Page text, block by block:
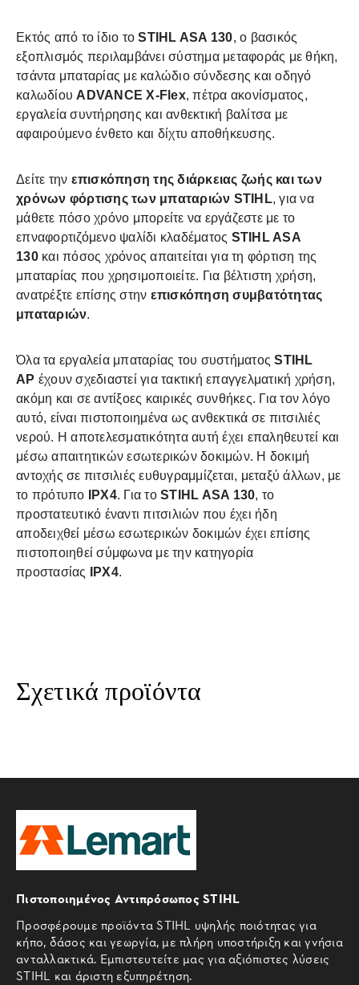
Εκτός από το ίδιο το STIHL ASA 130, ο βασικός
εξοπλισμός περιλαμβάνει σύστημα μεταφοράς με θήκη,
τσάντα μπαταρίας με καλώδιο σύνδεσης και οδηγό
καλωδίου ADVANCE X-Flex, πέτρα ακονίσματος,
εργαλεία συντήρησης και ανθεκτική βαλίτσα με
αφαιρούμενο ένθετο και δίχτυ αποθήκευσης.
Δείτε την επισκόπηση της διάρκειας ζωής και των
χρόνων φόρτισης των μπαταριών STIHL, για να
μάθετε πόσο χρόνο μπορείτε να εργάζεστε με το
επναφορτιζόμενο ψαλίδι κλαδέματος STIHL ASA
130 και πόσος χρόνος απαιτείται για τη φόρτιση της
μπαταρίας που χρησιμοποιείτε. Για βέλτιστη χρήση,
ανατρέξτε επίσης στην επισκόπηση συμβατότητας
μπαταριών.
Όλα τα εργαλεία μπαταρίας του συστήματος STIHL
AP έχουν σχεδιαστεί για τακτική επαγγελματική χρήση,
ακόμη και σε αντίξοες καιρικές συνθήκες. Για τον λόγο
αυτό, είναι πιστοποιημένα ως ανθεκτικά σε πιτσιλιές
νερού. Η αποτελεσματικότητα αυτή έχει επαληθευτεί και
μέσω απαιτητικών εσωτερικών δοκιμών. Η δοκιμή
αντοχής σε πιτσιλιές ευθυγραμμίζεται, μεταξύ άλλων, με
το πρότυπο
IPX4. Για το STIHL ASA 130, το
προστατευτικό έναντι πιτσιλιών που έχει ήδη
αποδειχθεί μέσω εσωτερικών δοκιμών έχει επίσης
πιστοποιηθεί σύμφωνα με την κατηγορία
προστασίας
IPX4.
Σχετικά προϊόντα
Πιστοποιημένος Αντιπρόσωπος STIHL
Προσφέρουμε προϊόντα STIHL υψηλής ποιότητας για
κήπο, δάσος και γεωργία, με πλήρη υποστήριξη και γνήσια
ανταλλακτικά. Εμπιστευτείτε μας για αξιόπιστες λύσεις
STIHL και άριστη εξυπηρέτηση.